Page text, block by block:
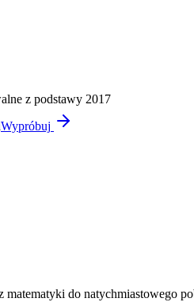
z podstawy 2017
Wypróbuj
do natychmiastowego